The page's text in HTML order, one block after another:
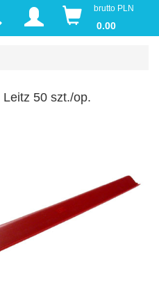
brutto PLN
0.00
50 szt./op.